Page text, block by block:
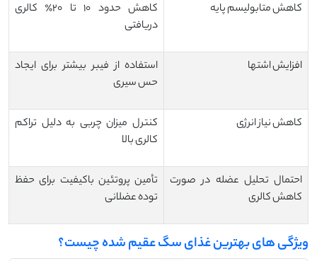
کاهش متابولیسم پایه
کاهش حدود ۱۰ تا ۲۰٪ کالری
دریافتی
افزایش اشتها
استفاده از فیبر بیشتر برای ایجاد
حس سیری
کاهش نیاز انرژی
کنترل میزان چربی به دلیل تراکم
کالری بالا
احتمال تحلیل عضله در صورت
کاهش کالری
تأمین پروتئین باکیفیت برای حفظ
توده عضلانی
ویژگی های بهترین غذای سگ عقیم شده چیست؟